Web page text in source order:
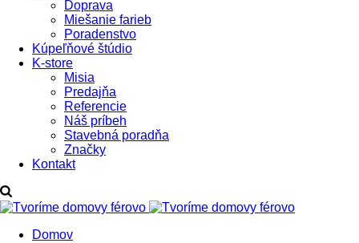
Doprava
Miešanie farieb
Poradenstvo
Kúpeľňové štúdio
K-store
Misia
Predajňa
Referencie
Náš príbeh
Stavebná poradňa
Značky
Kontakt
Domov